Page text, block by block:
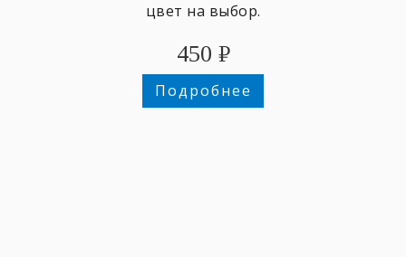
цвет на выбор.
450 ₽
Подробнее